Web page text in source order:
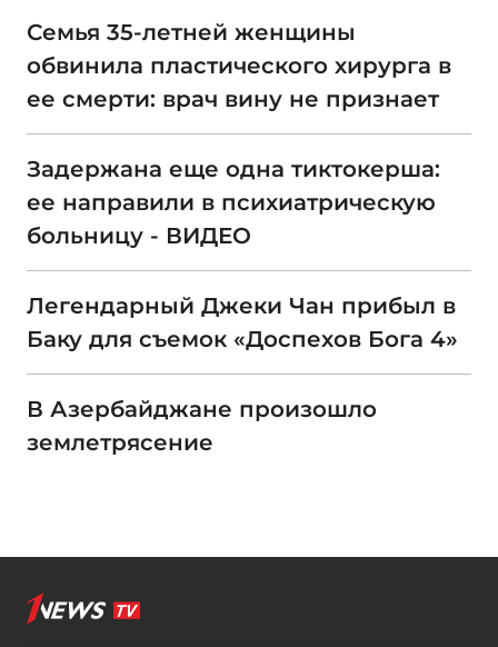
Семья 35-летней женщины
обвинила пластического хирурга в
ее смерти: врач вину не признает
Задержана еще одна тиктокерша:
ее направили в психиатрическую
больницу - ВИДЕО
Легендарный Джеки Чан прибыл в
Баку для съемок «Доспехов Бога 4»
В Азербайджане произошло
землетрясение